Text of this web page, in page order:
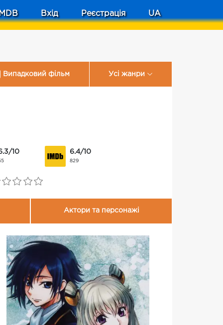
Вхід Реєстрація UA
Випадковий фільм Усі жанри
10 6.4/10
829
Актори та персонажі